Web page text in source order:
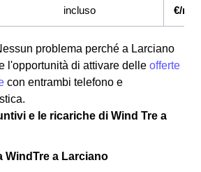
incluso
€/
problema perché a Larciano
l'opportunità di attivare delle offerte
con entrambi telefono e
e le ricariche di Wind Tre a
WindTre a Larciano